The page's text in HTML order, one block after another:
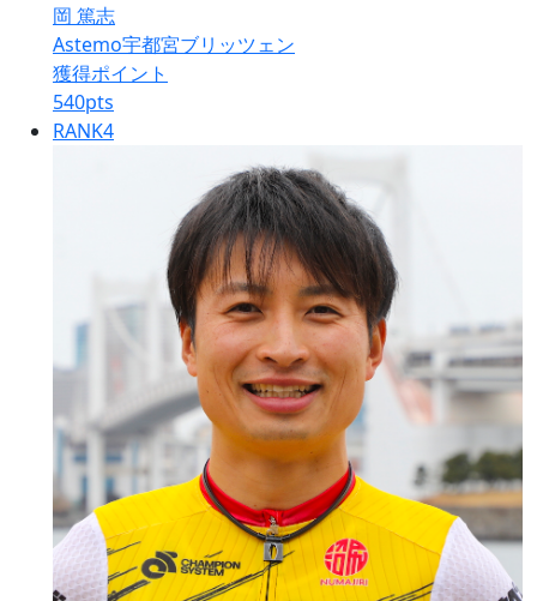
岡 篤志
Astemo宇都宮ブリッツェン
獲得ポイント
540pts
RANK4